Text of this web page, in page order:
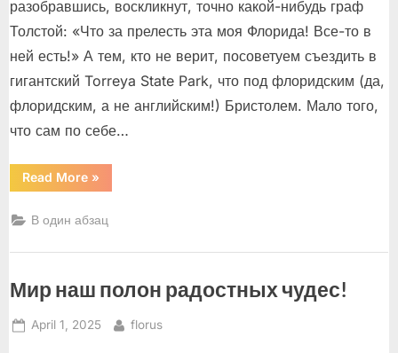
разобравшись, воскликнут, точно какой-нибудь граф
Толстой: «Что за прелесть эта моя Флорида! Все-то в
ней есть!» А тем, кто не верит, посоветуем съездить в
гигантский Torreya State Park, что под флоридским (да,
флоридским, а не английским!) Бристолем. Мало того,
что сам по себе…
Read More“Монгольские
юрты
флоридском
Бристоле”
»
В один абзац
Мир наш полон радостных чудес!
Posted
April 1, 2025 By
florus